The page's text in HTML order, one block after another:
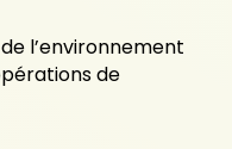
l’environnement
de